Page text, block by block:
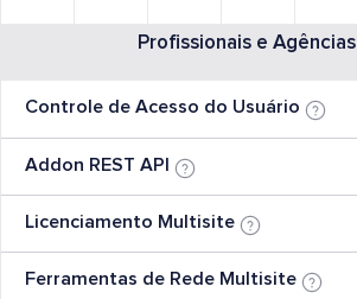
Profissionais e Agências
Controle de Acesso do Usuário
Addon REST API
Licenciamento Multisite
Ferramentas de Rede Multisite